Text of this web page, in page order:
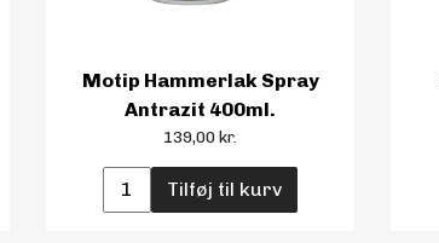
Motip Hammerlak Spray
Antrazit 400ml.
139,00 kr.
Tilføj til kurv